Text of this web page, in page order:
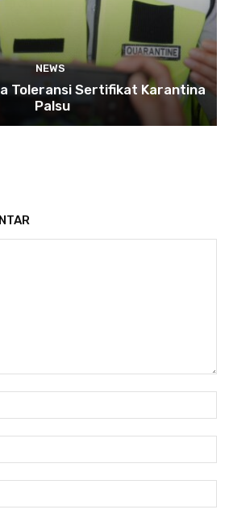
NEWS
Toleransi Sertifikat Karantina
Palsu